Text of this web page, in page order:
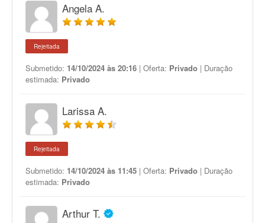
Angela A.
Rejeitada
Submetido: 14/10/2024 às 20:16 | Oferta: Privado | Duração
estimada: Privado
Larissa A.
Rejeitada
Submetido: 14/10/2024 às 11:45 | Oferta: Privado | Duração
estimada: Privado
Arthur T.